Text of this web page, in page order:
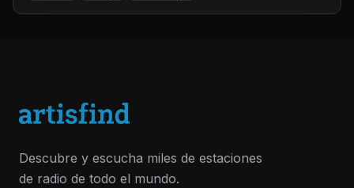
Descubre y escucha miles de estaciones
de radio de todo el mundo.